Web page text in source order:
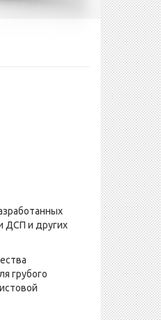
ДСП и других
грубого